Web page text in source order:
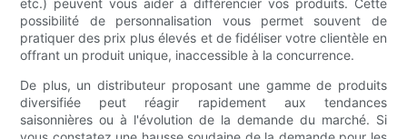
etc.) peuvent vous aider à différencier vos produits. Cette
possibilité de personnalisation vous permet souvent de
pratiquer des prix plus élevés et de fidéliser votre clientèle en
offrant un produit unique, inaccessible à la concurrence.
De plus, un distributeur proposant une gamme de produits
diversifiée peut réagir rapidement aux tendances
saisonnières ou à l'évolution de la demande du marché. Si